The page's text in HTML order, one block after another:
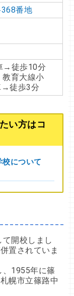
番地
→徒歩10分
育大線小
→徒歩3分
い方はコ
について
開校しまし
置されていま
1955年に篠
幌市立篠路中